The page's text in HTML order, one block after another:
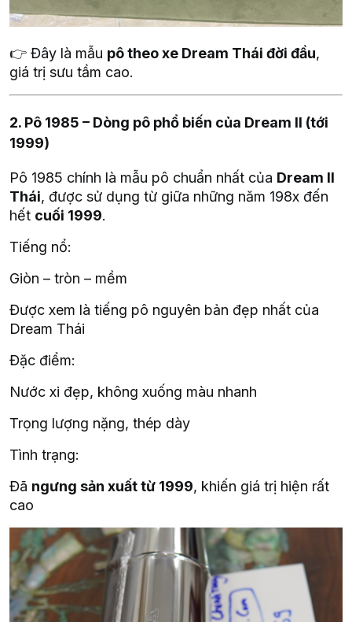
👉 Đây là mẫu pô theo xe Dream Thái đời đầu,
giá trị sưu tầm cao.
2. Pô 1985 – Dòng pô phổ biến của Dream II (tới
1999)
Pô 1985 chính là mẫu pô chuẩn nhất của Dream II
Thái, được sử dụng từ giữa những năm 198x đến
hết cuối 1999.
Tiếng nổ:
Giòn – tròn – mềm
Được xem là tiếng pô nguyên bản đẹp nhất của
Dream Thái
Đặc điểm:
Nước xi đẹp, không xuống màu nhanh
Trọng lượng nặng, thép dày
Tình trạng:
Đã ngưng sản xuất từ 1999, khiến giá trị hiện rất
cao